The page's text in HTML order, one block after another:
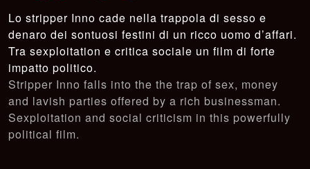
Lo stripper Inno cade nella trappola di sesso e
denaro dei sontuosi festini di un ricco uomo d’affari.
Tra sexploitation e critica sociale un film di forte
impatto politico.
Stripper Inno falls into the the trap of sex, money
and lavish parties offered by a rich businessman.
Sexploitation and social criticism in this powerfully
political film.